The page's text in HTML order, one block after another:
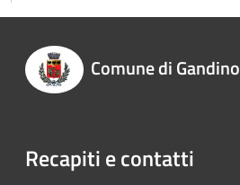
Comune di Gandino
Recapiti e contatti